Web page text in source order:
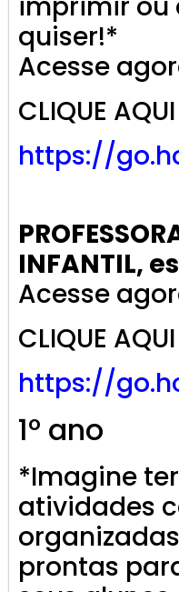
imprimir ou
quiser!*
Acesse
CLIQUE AQUI
https://go.
INFANTIL,
Acesse
CLIQUE AQUI
https://go.
1º ano
*Imagine
atividades
prontas